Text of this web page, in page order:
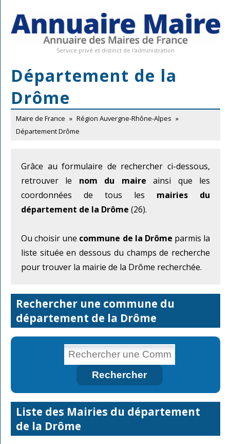
Service privé et distinct de l'administration
Département de la
Drôme
Maire de France » Région Auvergne-Rhône-Alpes »
Département Drôme
Grâce au formulaire de rechercher ci-dessous,
retrouver le nom du maire ainsi que les
coordonnées de tous les mairies du
département de la Drôme (26).
Ou choisir une commune de la Drôme parmis la
liste située en dessous du champs de recherche
pour trouver la mairie de la Drôme recherchée.
Rechercher une commune du
département de la Drôme
Liste des Mairies du département
de la Drôme